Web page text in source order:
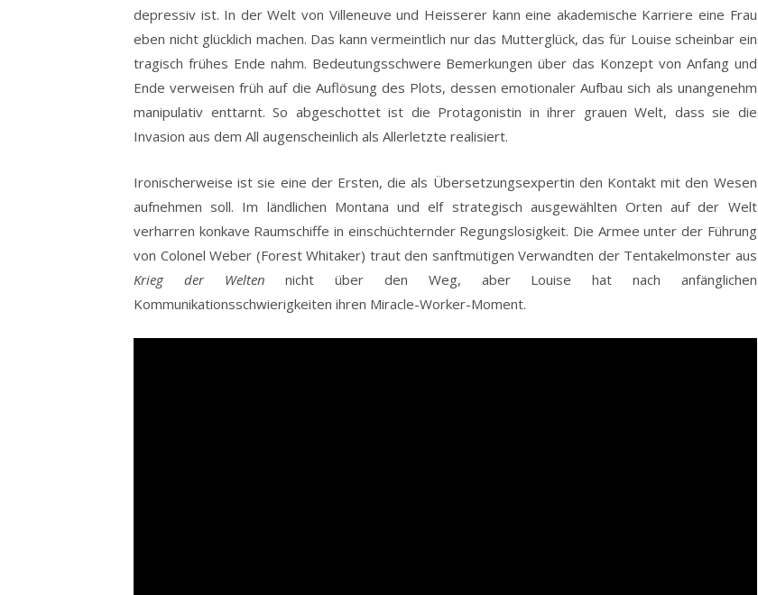
depressiv ist. In der Welt von Villeneuve und Heisserer kann eine akademische Karriere eine Frau
eben nicht glücklich machen. Das kann vermeintlich nur das Mutterglück, das für Louise scheinbar ein
tragisch frühes Ende nahm. Bedeutungsschwere Bemerkungen über das Konzept von Anfang und
Ende verweisen früh auf die Auflösung des Plots, dessen emotionaler Aufbau sich als unangenehm
manipulativ enttarnt. So abgeschottet ist die Protagonistin in ihrer grauen Welt, dass sie die
Invasion aus dem All augenscheinlich als Allerletzte realisiert.
Ironischerweise ist sie eine der Ersten, die als Übersetzungsexpertin den Kontakt mit den Wesen
aufnehmen soll. Im ländlichen Montana und elf strategisch ausgewählten Orten auf der Welt
verharren konkave Raumschiffe in einschüchternder Regungslosigkeit. Die Armee unter der Führung
von Colonel Weber (Forest Whitaker) traut den sanftmütigen Verwandten der Tentakelmonster aus
Krieg der Welten nicht über den Weg, aber Louise hat nach anfänglichen
Kommunikationsschwierigkeiten ihren Miracle-Worker-Moment.